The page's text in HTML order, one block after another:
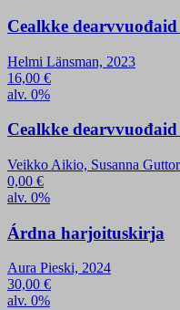
Cealkke dearvvuođaid
Helmi Länsman, 2023
16,00 €
alv. 0%
Cealkke
Veikko Aikio, Susanna
0,00 €
alv. 0%
Árdna harjoituskirja
Aura Pieski, 2024
30,00 €
alv. 0%